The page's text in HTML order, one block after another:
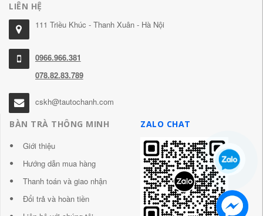
LIÊN HỆ
111 Triều Khúc - Thanh Xuân - Hà Nội
0966.966.381
078.82.83.789
cskh@tautochanh.com
BÀN TRÀ THÔNG MINH
Giới thiệu
Hướng dẫn mua hàng
Thanh toán và giao nhận
Đổi trả và hoàn tiền
ZALO CHAT